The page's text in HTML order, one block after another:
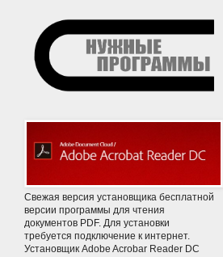
Свежая версия установщика бесплатной
версии программы для чтения
документов PDF. Для установки
требуется подключение к интернет.
Установщик Adobe Acrobar Reader DC